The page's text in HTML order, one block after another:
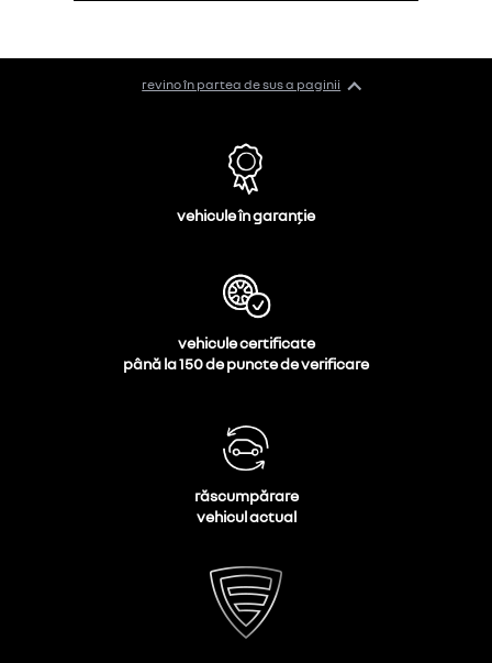
revino în partea de sus a paginii
vehicule în garanție
vehicule certificate
până la 150 de puncte de verificare
răscumpărare
vehicul actual